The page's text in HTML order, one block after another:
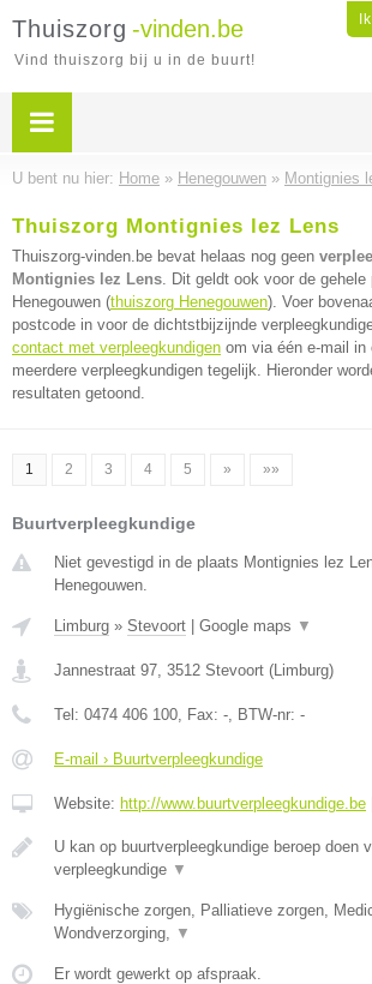
Thuiszorg -vinden.be
Vind thuiszorg bij u in de buurt!
U bent nu hier: Home » Henegouwen » Montignies
Thuiszorg Montignies lez Lens
Thuiszorg-vinden.be bevat helaas nog geen
Montignies lez Lens. Dit geldt ook voor de gehele
Henegouwen (thuiszorg Henegouwen). Voer
postcode in voor de dichtstbijzijnde
contact met verpleegkundigen om via één e-mail
meerdere verpleegkundigen tegelijk. Hieronder
resultaten getoond.
1 2 3 4 5 » »»
Buurtverpleegkundige
Niet gevestigd in de plaats Montignies lez
Henegouwen.
Limburg » Stevoort Google maps ▼
Jannestraat 97, 3512 Stevoort (Limburg)
Tel: 0474 406 100, Fax: -, BTW-nr: -
E-mail › Buurtverpleegkundige
Website: http://www.buurtverpleegkundige.be
U kan op buurtverpleegkundige beroep doen
verpleegkundige ▼
Hygiënische zorgen, Palliatieve zorgen,
Wondverzorging, ▼
Er wordt gewerkt op afspraak.